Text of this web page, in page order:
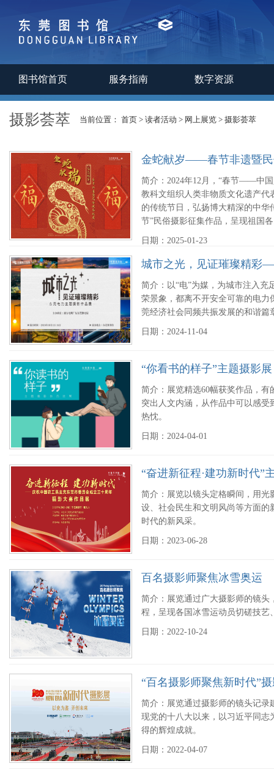
图书馆首页 服务指南 数字资源
摄影荟萃 当前位置： 首页 > 读者活动 > 网上展览 > 摄影荟萃
金蛇献岁——春节非遗暨民
简介：2024年12月，“春节——中
教科文组织人类非物质文化遗产
的传统节日，弘扬博大精深的中华
节”民俗摄影征集作品，呈现祖国
日期：2025-01-23
城市之光，见证璀璨精彩
简介：以“电”为媒，为城市注入
荣景象，都离不开安全可靠的电
莞经济社会同频共振发展的和谐篇
日期：2024-11-04
“你看书的样子”主题摄影展
简介：展览精选60幅获奖作品，
突出人文内涵，从作品中可以感受
热忱。
日期：2024-04-01
“奋进新征程·建功新时代”
简介：展览以镜头定格瞬间，用
设、社会民生和文明风尚等方面
时代的新风采。
日期：2023-06-28
百名摄影师聚焦冰雪奥运
简介：展览通过广大摄影师的镜
程，呈现各国冰雪运动员切磋技
日期：2022-10-24
“百名摄影师聚焦新时代”
简介：展览通过摄影师的镜头记
现党的十八大以来，以习近平同
得的辉煌成就。
日期：2022-04-07